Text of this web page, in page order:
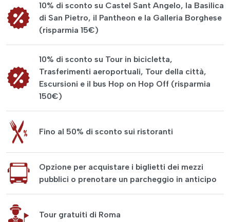
10% di sconto su Castel Sant Angelo, la Basilica
di San Pietro, il Pantheon e la Galleria Borghese
(risparmia 15€)
10% di sconto su Tour in bicicletta,
Trasferimenti aeroportuali, Tour della città,
Escursioni e il bus Hop on Hop Off (risparmia
150€)
Fino al 50% di sconto sui ristoranti
Opzione per acquistare i biglietti dei mezzi
pubblici o prenotare un parcheggio in anticipo
Tour gratuiti di Roma